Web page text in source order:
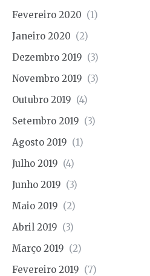
Fevereiro 2020 (1)
Janeiro 2020 (2)
Dezembro 2019 (3)
Novembro 2019 (3)
Outubro 2019 (4)
Setembro 2019 (3)
Agosto 2019 (1)
Julho 2019 (4)
Junho 2019 (3)
Maio 2019 (2)
Abril 2019 (3)
Março 2019 (2)
Fevereiro 2019 (7)